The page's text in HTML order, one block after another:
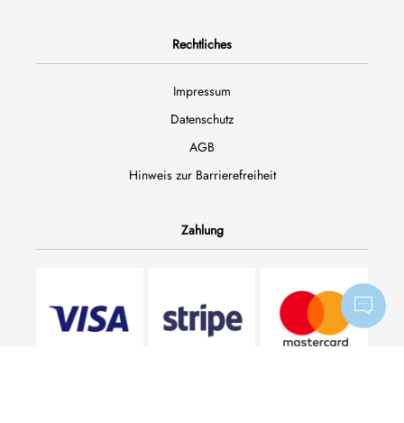
Rechtliches
Impressum
Datenschutz
AGB
Hinweis zur Barrierefreiheit
Zahlung